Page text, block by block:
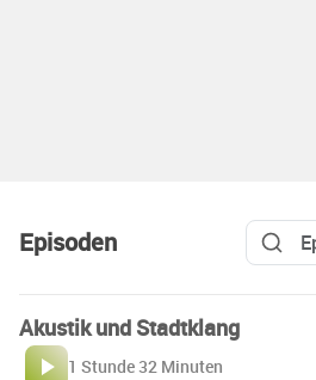
Episoden
Akustik und Stadtklang
1 Stunde 32 Minuten